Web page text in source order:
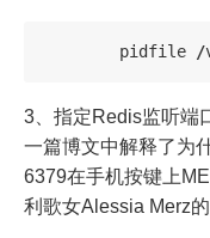
pidfile /
3、指定Redis监听端
一篇博文中解释了为
6379在手机按键上
利歌女Alessia Merz